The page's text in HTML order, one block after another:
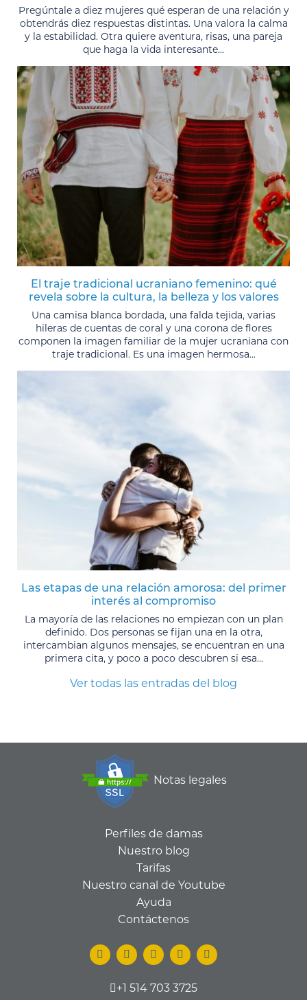
Pregúntale a diez mujeres qué esperan de una relación y
obtendrás diez respuestas distintas. Una valora la calma
y la estabilidad. Otra quiere aventura, risas, una pareja
que haga la vida interesante...
El traje tradicional ucraniano femenino: qué
revela sobre la cultura, la belleza y los valores
Una camisa blanca bordada, una falda tejida, varias
hileras de cuentas de coral y una corona de flores
componen la imagen familiar de la mujer ucraniana con
traje tradicional. Es una imagen hermosa...
Las etapas de una relación amorosa: del primer
interés al compromiso
La mayoría de las relaciones no empiezan con un plan
definido. Dos personas se fijan una en la otra,
intercambian algunos mensajes, se encuentran en una
primera cita, y poco a poco descubren si esa...
Ver todas las entradas del blog
Notas legales
Perfiles de damas
Nuestro blog
Tarifas
Nuestro canal de Youtube
Ayuda
Contáctenos
+1 514 703 3725